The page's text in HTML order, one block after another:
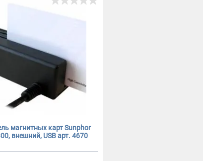
магнитных карт Sunphor
внешний, USB арт. 4670